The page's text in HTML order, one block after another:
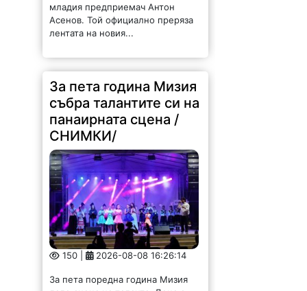
младия предприемач Антон
Асенов. Той официално преряза
лентата на новия...
За пета година Мизия
събра талантите си на
панаирната сцена /
СНИМКИ/
150 | 2026-08-08 16:26:14
За пета поредна година Мизия